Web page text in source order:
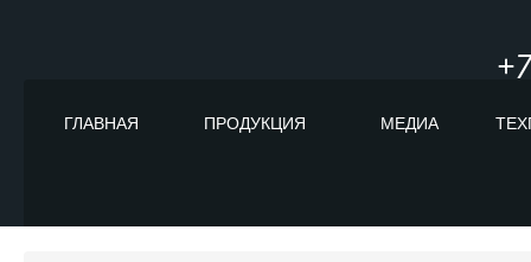
ГЛАВНАЯ ПРОДУКЦИЯ МЕДИА